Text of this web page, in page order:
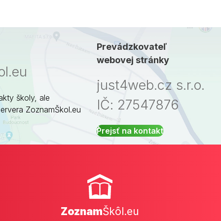
školy, ale
ZoznamŠkol.eu
Prevádzkovateľ
webovej stránky
just4web.cz s.r.o.
IČ: 27547876
Prejsť na kontakt
ZoznamŠkôl.eu